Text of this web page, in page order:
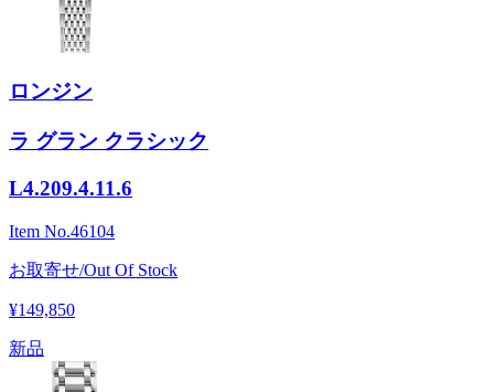
ロンジン
ラ グラン クラシック
L4.209.4.11.6
Item No.46104
お取寄せ/Out Of Stock
¥149,850
新品